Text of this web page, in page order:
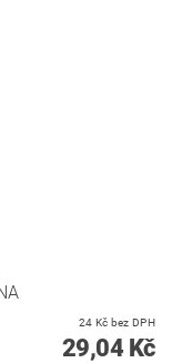
24 Kč bez DPH
29,04 Kč